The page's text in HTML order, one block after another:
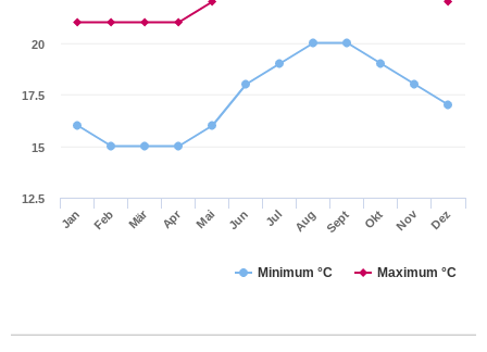
Minimum °C Maximum °C
Jan Feb Mär Apr Mai Jun Jul Aug Sept Okt Nov Dez
12.5
15
17.5
20